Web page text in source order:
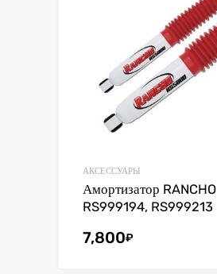
АКСЕССУАРЫ
Амортизатор RANCHO
RS999194, RS999213
7,800₽